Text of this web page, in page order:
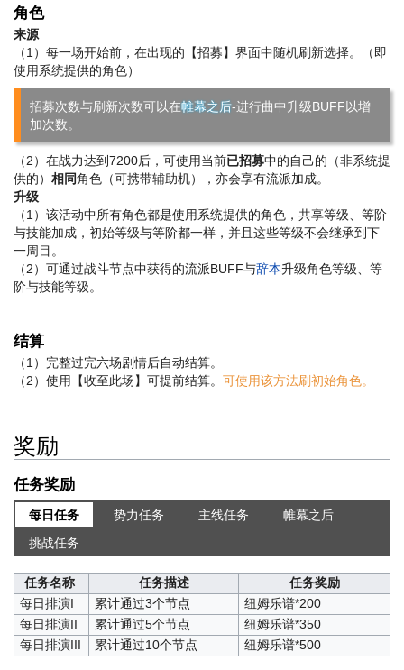
角色
来源
（1）每一场开始前，在出现的【招募】界面中随机刷新选择。（即
使用系统提供的角色）
招募次数与刷新次数可以在帷幕之后-进行曲中升级BUFF以增
加次数。
（2）在战力达到7200后，可使用当前已招募中的自己的（非系统提
供的） 相同角色（可携带辅助机），亦会享有流派加成。
升级
（1）该活动中所有角色都是使用系统提供的角色，共享等级、等阶
与技能加成，初始等级与等阶都一样，并且这些等级不会继承到下
一周目。
（2）可通过战斗节点中获得的流派BUFF与辞本升级角色等级、等
阶与技能等级。
结算
（1）完整过完六场剧情后自动结算。
（2）使用【收至此场】可提前结算。 可使用该方法刷初始角色。
奖励
任务奖励
每日任务 势力任务 主线任务
帷幕之后
挑战任务
任务名称 任务描述
任务奖励
每日排演I
累计通过3个节点
纽姆乐谱*200
每日排演II
累计通过5个节点
纽姆乐谱*350
每日排演III
累计通过10个节点 纽姆乐谱*500